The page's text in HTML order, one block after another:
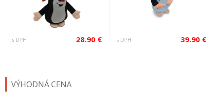
VÝHODNÁ CENA
s DPH 28.90 € s DPH 39.90 €